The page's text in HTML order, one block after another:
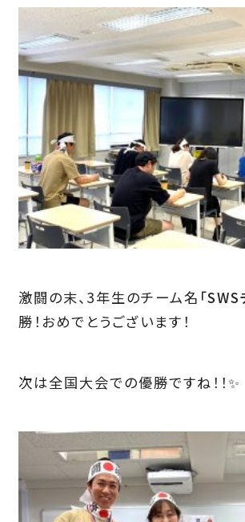
激闘の末、3年生のチーム名 「SWS
勝！おめでとうございます！
次は全国大会での優勝ですね！！✨